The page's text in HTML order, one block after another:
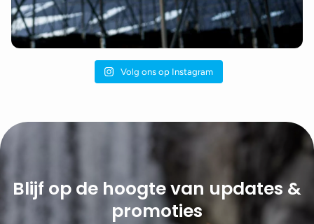
Volg ons op Instagram
Blijf op de hoogte van updates &
promoties